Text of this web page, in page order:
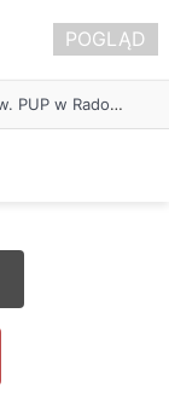
Około 90 tys. zł na szkolenia pracowników. PUP w Radomsku ogłasza nabór wniosków
POGLĄD